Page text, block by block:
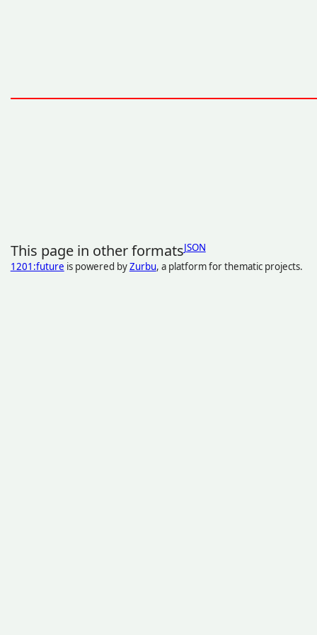
This page in other formatsJSON
1201:future is powered byZurbu, a platform for thematic projects.